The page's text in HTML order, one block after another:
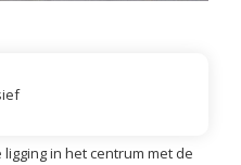
in het centrum met de